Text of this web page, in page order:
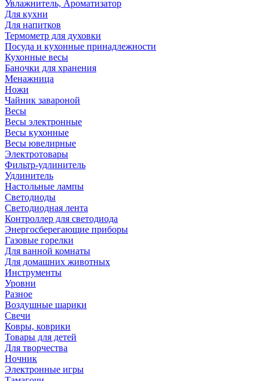
Увлажнитель, Ароматизатор
Для кухни
Для напитков
Термометр для духовки
Посуда и кухонные принадлежности
Кухонные весы
Баночки для хранения
Менажница
Ножи
Чайник завароной
Весы
Весы электронные
Весы кухонные
Весы ювелирные
Электротовары
Фильтр-удлинитель
Удлинитель
Настольные лампы
Светодиоды
Светодиодная лента
Контроллер для светодиода
Энергосберегающие приборы
Газовые горелки
Для ванной комнаты
Для домашних животных
Инструменты
Уровни
Разное
Воздушные шарики
Свечи
Ковры, коврики
Товары для детей
Для творчества
Ночник
Электронные игры